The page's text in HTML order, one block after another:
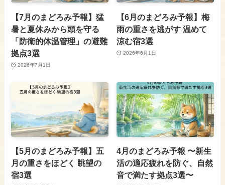
【7月のまどろみ予報】猛
暑と夏休みから頭を守る
「防衛的体温管理」の避難
拠点3選
2026年7月1日
【6月のまどろみ予報】梅
雨の重さを逃がす 温めて
涼む宿3選
2026年6月1日
【5月のまどろみ予報】五
月の重さをほどく 眺望の
宿3選
4月のまどろみ予報 〜新生
活の適応疲れを防ぐ、自然
音で満たす拠点3選〜